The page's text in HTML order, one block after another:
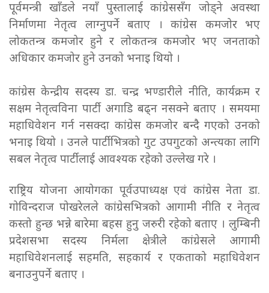
पूर्वमन्त्री खाँडले नयाँ पुस्तालाई कांग्रेससँग जोड्ने अवस्था
निर्माणमा नेतृत्व लाग्नुपर्ने बताए । कांग्रेस कमजोर भए
लोकतन्त्र कमजोर हुने र लोकतन्त्र कमजोर भए जनताको
अधिकार कमजोर हुने उनको भनाइ थियो ।
कांग्रेस केन्द्रीय सदस्य डा. चन्द्र भण्डारीले नीति, कार्यक्रम र
सक्षम नेतृत्वविना पार्टी अगाडि बढ्न नसक्ने बताए । समयमा
महाधिवेशन गर्न नसक्दा कांग्रेस कमजोर बन्दै गएको उनको
भनाइ थियो । उनले पार्टीभित्रको गुट उपगुटको अन्त्यका लागि
सबल नेतृत्व पार्टीलाई आवश्यक रहेको उल्लेख गरे ।
राष्ट्रिय योजना आयोगका पूर्वउपाध्यक्ष एवं कांग्रेस नेता डा.
गोविन्दराज पोखरेलले कांग्रेसभित्रको आगामी नीति र नेतृत्व
कस्तो हुन्छ भन्ने बारेमा बहस हुनु जरुरी रहेको बताए । लुम्बिनी
प्रदेशसभा सदस्य निर्मला क्षेत्रीले कांग्रेसले आगामी
महाधिवेशनलाई सहमति, सहकार्य र एकताको महाधिवेशन
बनाउनुपर्ने बताए ।